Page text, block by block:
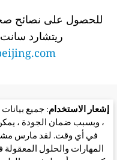
للحصول على نصائح
ريتشارد
إشعار الاستخدام: جميع
، وبسبب ضمان الجودة ، يمكن
في أي وقت. لقد مارس
المهارات والحلول